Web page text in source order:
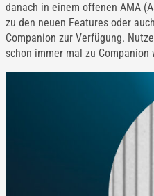
danach in einem offenen AMA
zu den neuen Features oder
Companion zur Verfügung.
schon immer mal zu Companion